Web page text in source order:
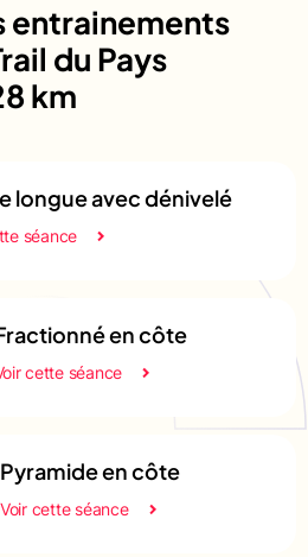
entrainements
du Pays
km
longue avec dénivelé
séance
en côte
cette séance
Pyramide en côte
Voir cette séance